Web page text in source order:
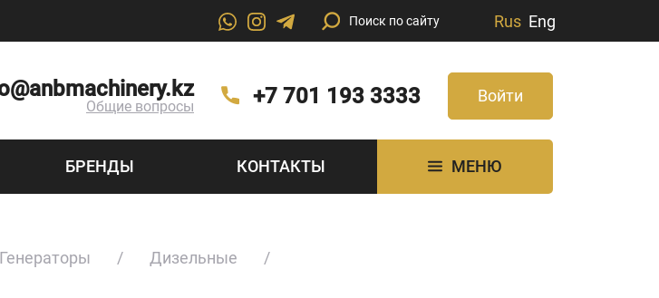
Rus Eng
Общие вопросы +7 701 193 3333 Войти
БРЕНДЫ КОНТАКТЫ МЕНЮ
Генераторы
Дизельные